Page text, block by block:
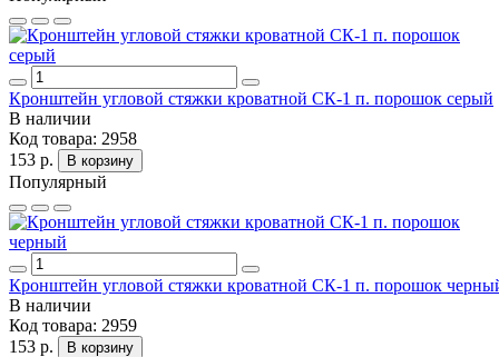
Кронштейн угловой стяжки кроватной СК-1 п. порошок серый
В наличии
Код товара: 2958
153 р.
В корзину
Популярный
Кронштейн угловой стяжки кроватной СК-1 п. порошок
В наличии
Код товара: 2959
153 р.
В корзину